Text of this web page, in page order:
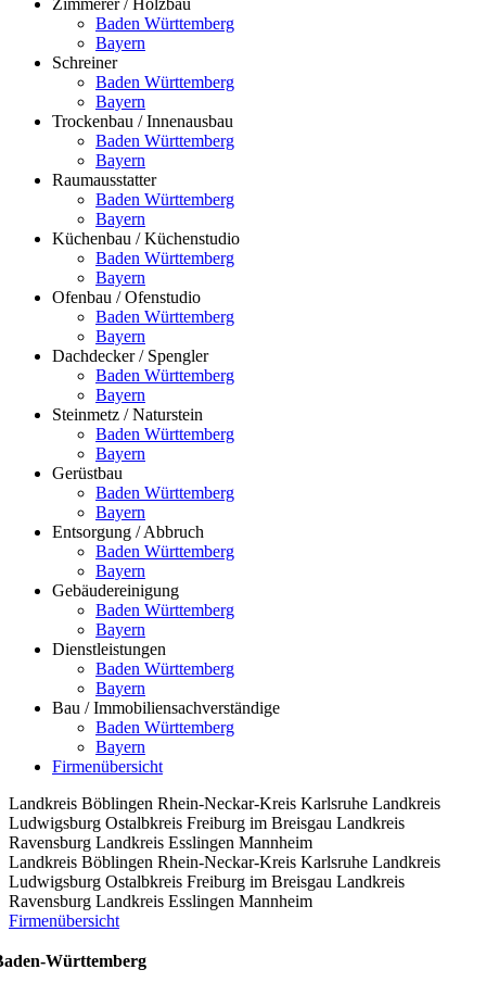
Zimmerer / Holzbau
Baden Württemberg
Bayern
Schreiner
Baden Württemberg
Bayern
Trockenbau / Innenausbau
Baden Württemberg
Bayern
Raumausstatter
Baden Württemberg
Bayern
Küchenbau / Küchenstudio
Baden Württemberg
Bayern
Ofenbau / Ofenstudio
Baden Württemberg
Bayern
Dachdecker / Spengler
Baden Württemberg
Bayern
Steinmetz / Naturstein
Baden Württemberg
Bayern
Gerüstbau
Baden Württemberg
Bayern
Entsorgung / Abbruch
Baden Württemberg
Bayern
Gebäudereinigung
Baden Württemberg
Bayern
Dienstleistungen
Baden Württemberg
Bayern
Bau / Immobiliensachverständige
Baden Württemberg
Bayern
Firmenübersicht
Landkreis Böblingen Rhein-Neckar-Kreis Karlsruhe Landkreis
Ludwigsburg Ostalbkreis Freiburg im Breisgau Landkreis
Ravensburg Landkreis Esslingen Mannheim
Landkreis Böblingen Rhein-Neckar-Kreis Karlsruhe Landkreis
Ludwigsburg Ostalbkreis Freiburg im Breisgau Landkreis
Ravensburg Landkreis Esslingen Mannheim
Firmenübersicht
Württemberg